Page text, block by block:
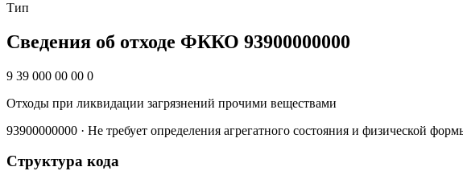
Тип
Сведения об отходе ФККО 93900000000
9 39 000 00 00 0
Отходы при ликвидации загрязнений прочими веществами
93900000000 · Не требует определения агрегатного состояния и физической
Структура кода